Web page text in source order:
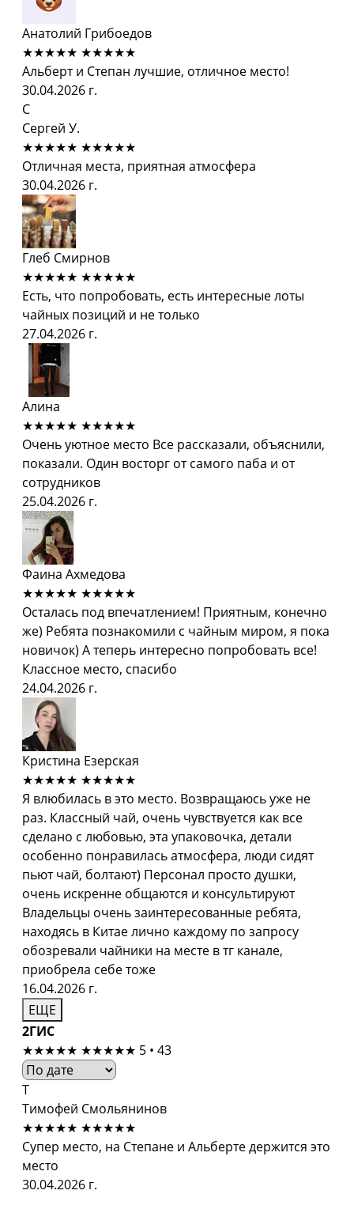
Анатолий Грибоедов
★★★★★ ★★★★★
Альберт и Степан лучшие, отличное место!
30.04.2026 г.
С
Сергей У.
★★★★★ ★★★★★
Отличная места, приятная атмосфера
30.04.2026 г.
Глеб Смирнов
★★★★★ ★★★★★
Есть, что попробовать, есть интересные лоты
чайных позиций и не только
27.04.2026 г.
Алина
★★★★★ ★★★★★
Очень уютное место Все рассказали, объяснили,
показали. Один восторг от самого паба и от
сотрудников
25.04.2026 г.
Фаина Ахмедова
★★★★★ ★★★★★
Осталась под впечатлением! Приятным, конечно
же) Ребята познакомили с чайным миром, я пока
новичок) А теперь интересно попробовать все!
Классное место, спасибо
24.04.2026 г.
Кристина Езерская
★★★★★ ★★★★★
Я влюбилась в это место. Возвращаюсь уже не
раз. Классный чай, очень чувствуется как все
сделано с любовью, эта упаковочка, детали
особенно понравилась атмосфера, люди сидят
пьют чай, болтают) Персонал просто душки,
очень искренне общаются и консультируют
Владельцы очень заинтересованные ребята,
находясь в Китае лично каждому по запросу
обозревали чайники на месте в тг канале,
приобрела себе тоже
16.04.2026 г.
ЕЩЕ
2ГИС
★★★★★ ★★★★★ 5 • 43
Т
Тимофей Смольянинов
★★★★★ ★★★★★
Супер место, на Степане и Альберте держится это
место
30.04.2026 г.